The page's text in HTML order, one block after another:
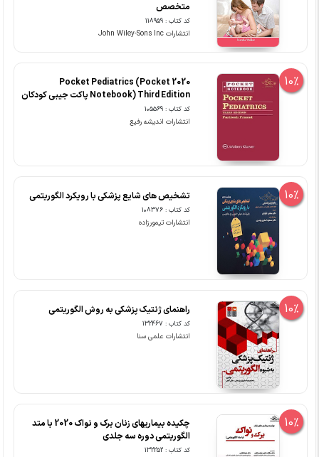
متخصص
کد کتاب : 118959
انتشارات John Wiley-Sons Inc
10%
2020 Pocket Pediatrics (Pocket
Notebook) Third Edition پاکت جیبی کودکان
کد کتاب : 105569
انتشارات اندیشه رفیع
10% تشخیص های شایع پزشکی با رویکرد الگوریتمی
کد کتاب : 108376
انتشارات تیمورزاده
10% راهنمای ژنتیک پزشکی به روش الگوریتمی
کد کتاب : 132467
انتشارات علمی سنا
10%
چکیده بیماریهای زنان برک و نواک 2020 با متد
الگوریتمی دوره سه جلدی
کد کتاب : 132252